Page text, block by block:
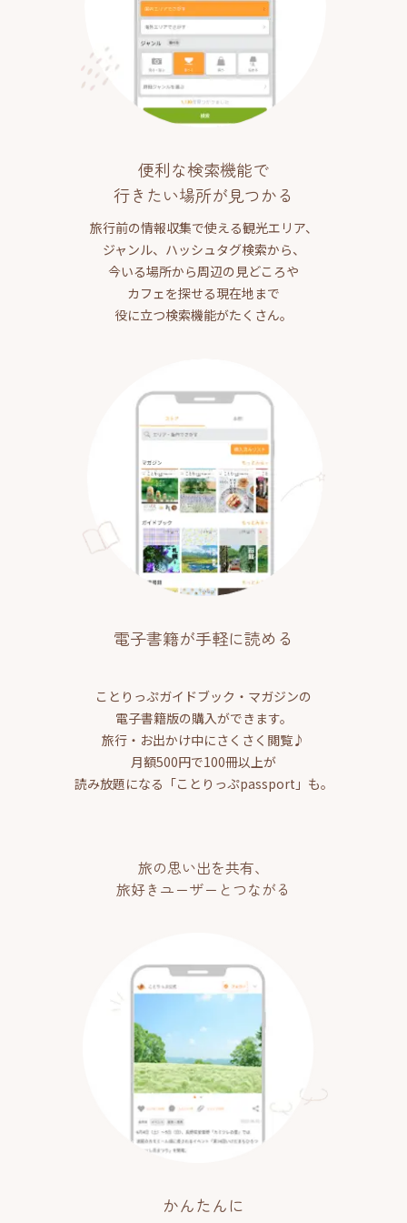
便利な検索機能で
行きたい場所が見つかる
旅行前の情報収集で使える観光エリア、
ジャンル、ハッシュタグ検索から、
今いる場所から周辺の見どころや
カフェを探せる現在地まで
役に立つ検索機能がたくさん。
電子書籍が手軽に読める
ことりっぷガイドブック・マガジンの
電子書籍版の購入ができます。
旅行・お出かけ中にさくさく閲覧♪
月額500円で100冊以上が
読み放題になる「ことりっぷpassport」も。
旅の思い出を共有、
旅好きユーザーとつながる
かんたんに